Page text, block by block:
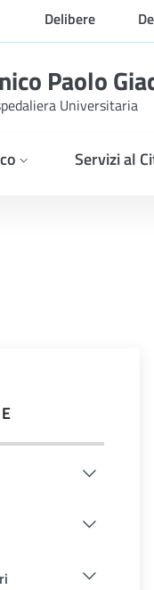
Delibere
Paolo
Universitaria
Servizi al